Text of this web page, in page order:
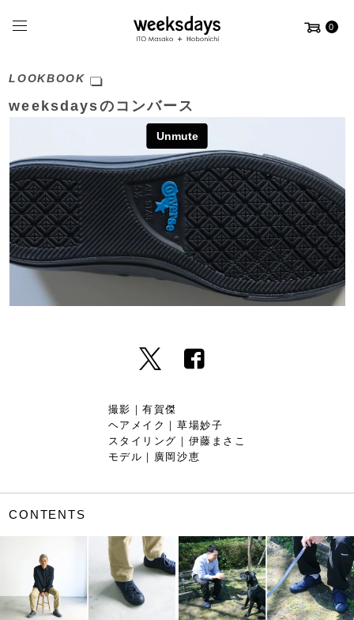
0
LOOKBOOK
weeksdaysのコンバース
撮影｜有賀傑
ヘアメイク｜草場妙子
スタイリング｜伊藤まさこ
モデル｜廣岡沙恵
CONTENTS